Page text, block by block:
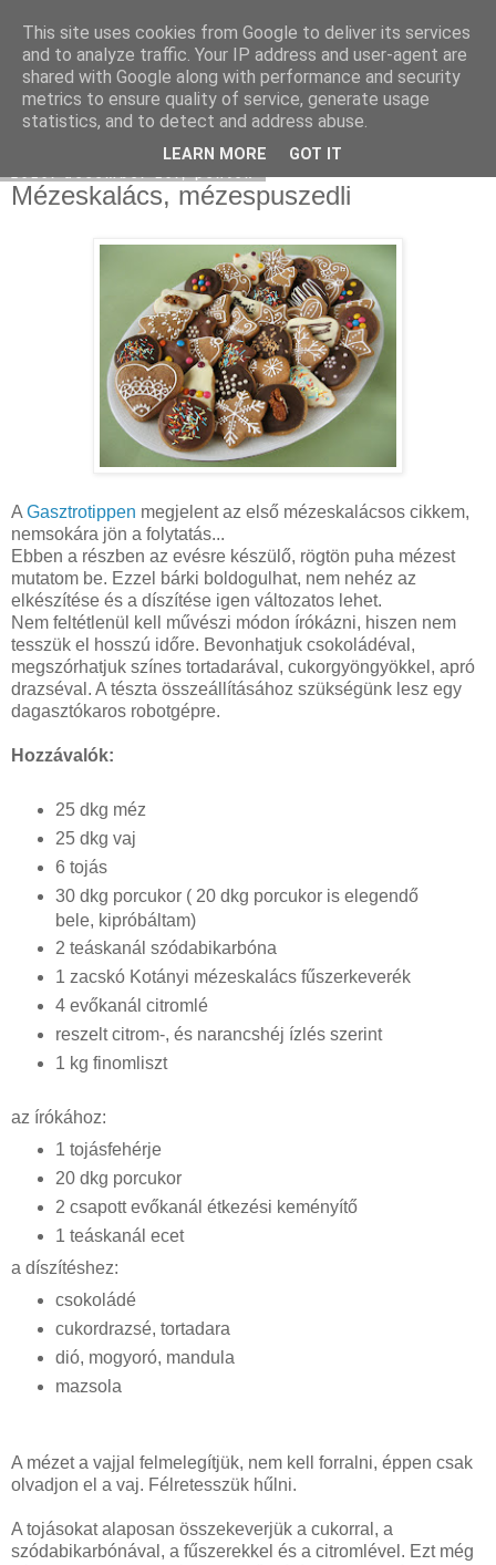
Moha Konyha
Mézeskalács, mézespuszedli
A Gasztrotippen megjelent az első mézeskalácsos cikkem,
nemsokára jön a folytatás...
Ebben a részben az evésre készülő, rögtön puha mézest
mutatom be. Ezzel bárki boldogulhat, nem nehéz az
elkészítése és a díszítése igen változatos lehet.
Nem feltétlenül kell művészi módon írókázni, hiszen nem
tesszük el hosszú időre. Bevonhatjuk csokoládéval,
megszórhatjuk színes tortadarával, cukorgyöngyökkel, apró
drazséval. A tészta összeállításához szükségünk lesz egy
dagasztókaros robotgépre.
Hozzávalók:
25 dkg méz
25 dkg vaj
6 tojás
30 dkg porcukor ( 20 dkg porcukor is elegendő
bele, kipróbáltam)
2 teáskanál szódabikarbóna
1 zacskó Kotányi mézeskalács fűszerkeverék
4 evőkanál citromlé
reszelt citrom-, és narancshéj ízlés szerint
1 kg finomliszt
az írókához:
1 tojásfehérje
20 dkg porcukor
2 csapott evőkanál étkezési keményítő
1 teáskanál ecet
a díszítéshez:
csokoládé
cukordrazsé, tortadara
dió, mogyoró, mandula
mazsola
A mézet a vajjal felmelegítjük, nem kell forralni, éppen csak
olvadjon el a vaj. Félretesszük hűlni.
A tojásokat alaposan összekeverjük a cukorral, a
szódabikarbónával, a fűszerekkel és a citromlével. Ezt még
This site uses cookies from Google to deliver its services
and to analyze traffic. Your IP address and user-agent are
shared with Google along with performance and security
metrics to ensure quality of service, generate usage
statistics, and to detect and address abuse.
LEARN MORE GOT IT